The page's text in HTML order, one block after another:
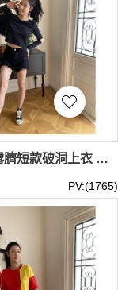
訂製時尚露臍短款破洞上衣 設計女款修身圓領長袖T恤 模特試穿 T恤設計公司 IG-BD-UK23142
PV:(1765)